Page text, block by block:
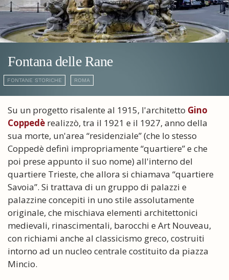
Fontana delle Rane
FONTANE STORICHE ROMA
Su un progetto risalente al 1915, l'architetto Gino
Coppedè realizzò, tra il 1921 e il 1927, anno della
sua morte, un'area “residenziale” (che lo stesso
Coppedè definì impropriamente “quartiere” e che
poi prese appunto il suo nome) all'interno del
quartiere Trieste, che allora si chiamava “quartiere
Savoia”. Si trattava di un gruppo di palazzi e
palazzine concepiti in uno stile assolutamente
originale, che mischiava elementi architettonici
medievali, rinascimentali, barocchi e Art Nouveau,
con richiami anche al classicismo greco, costruiti
intorno ad un nucleo centrale costituito da piazza
Mincio.